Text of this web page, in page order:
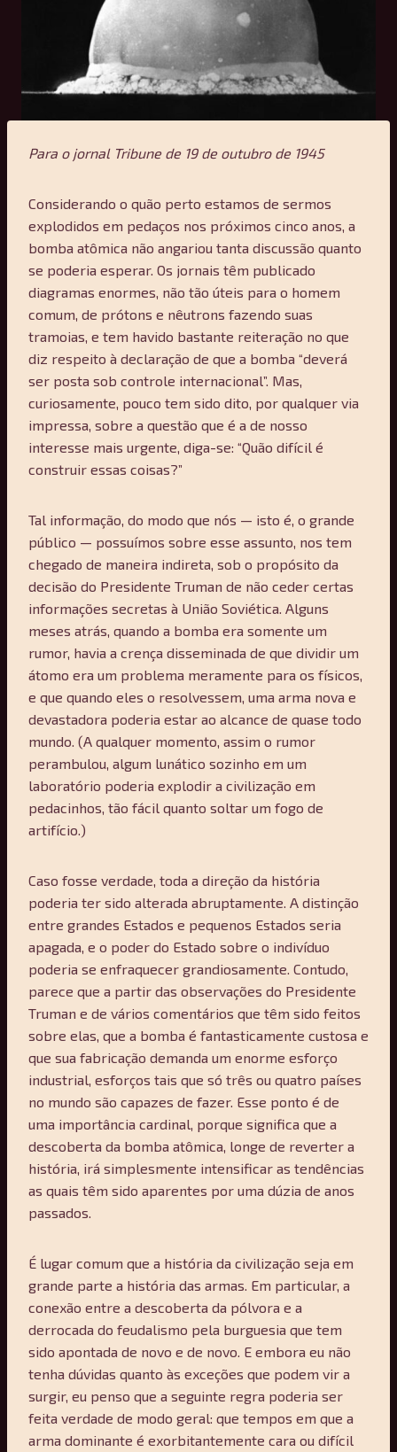
Para o jornal Tribune de 19 de outubro de 1945
Considerando o quão perto estamos de sermos
explodidos em pedaços nos próximos cinco anos, a
bomba atômica não angariou tanta discussão quanto
se poderia esperar. Os jornais têm publicado
diagramas enormes, não tão úteis para o homem
comum, de prótons e nêutrons fazendo suas
tramoias, e tem havido bastante reiteração no que
diz respeito à declaração de que a bomba “deverá
ser posta sob controle internacional”. Mas,
curiosamente, pouco tem sido dito, por qualquer via
impressa, sobre a questão que é a de nosso
interesse mais urgente, diga-se: “Quão difícil é
construir essas coisas?”
Tal informação, do modo que nós — isto é, o grande
público — possuímos sobre esse assunto, nos tem
chegado de maneira indireta, sob o propósito da
decisão do Presidente Truman de não ceder certas
informações secretas à União Soviética. Alguns
meses atrás, quando a bomba era somente um
rumor, havia a crença disseminada de que dividir um
átomo era um problema meramente para os físicos,
e que quando eles o resolvessem, uma arma nova e
devastadora poderia estar ao alcance de quase todo
mundo. (A qualquer momento, assim o rumor
perambulou, algum lunático sozinho em um
laboratório poderia explodir a civilização em
pedacinhos, tão fácil quanto soltar um fogo de
artifício.)
Caso fosse verdade, toda a direção da história
poderia ter sido alterada abruptamente. A distinção
entre grandes Estados e pequenos Estados seria
apagada, e o poder do Estado sobre o indivíduo
poderia se enfraquecer grandiosamente. Contudo,
parece que a partir das observações do Presidente
Truman e de vários comentários que têm sido feitos
sobre elas, que a bomba é fantasticamente custosa e
que sua fabricação demanda um enorme esforço
industrial, esforços tais que só três ou quatro países
no mundo são capazes de fazer. Esse ponto é de
uma importância cardinal, porque significa que a
descoberta da bomba atômica, longe de reverter a
história, irá simplesmente intensificar as tendências
as quais têm sido aparentes por uma dúzia de anos
passados.
É lugar comum que a história da civilização seja em
grande parte a história das armas. Em particular, a
conexão entre a descoberta da pólvora e a
derrocada do feudalismo pela burguesia que tem
sido apontada de novo e de novo. E embora eu não
tenha dúvidas quanto às exceções que podem vir a
surgir, eu penso que a seguinte regra poderia ser
feita verdade de modo geral: que tempos em que a
arma dominante é exorbitantemente cara ou difícil